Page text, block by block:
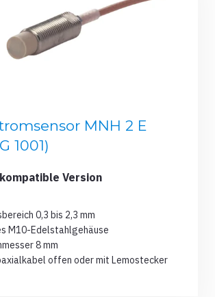
MNH 2 E
1001)
Version
0,3 bis 2,3 mm
M10-Edelstahlgehäuse
8 mm
offen oder mit Lemostecker